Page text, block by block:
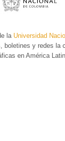
la Universidad
boletines y redes la
en América